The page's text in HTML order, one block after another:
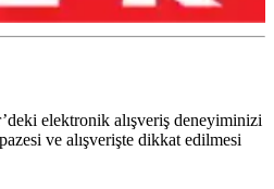
elektronik alışveriş deneyiminizi
ve alışverişte dikkat edilmesi